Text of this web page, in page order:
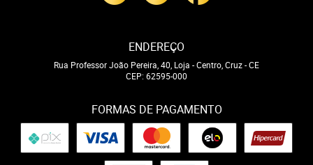
ENDEREÇO
Rua Professor João Pereira, 40, Loja -Centro, Cruz-CE
CEP: 62595-000
FORMAS DE PAGAMENTO